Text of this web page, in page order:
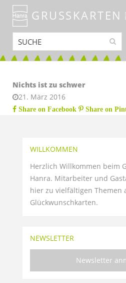
GRUSSKARTEN
Nichts ist zu schwer
21. März 2016
Share on Facebook Share on
WILLKOMMEN
Herzlich Willkommen beim
Hanra. Mitarbeiter und
hier zu vielfältigen Themen
Glückwunschkarten.
NEWSLETTER
Newsletter